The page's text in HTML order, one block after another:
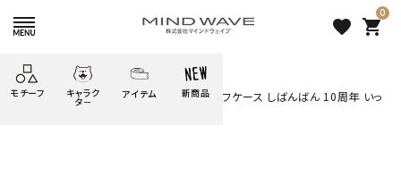
favorite
0
shopping_cart
モチーフ キャラク
タ－
アイテム 新商品 search
HOME
すべての商品
◆受注生産◆ ≪送料込み≫iPhoneタフケース しばんばん 10周年 いっ